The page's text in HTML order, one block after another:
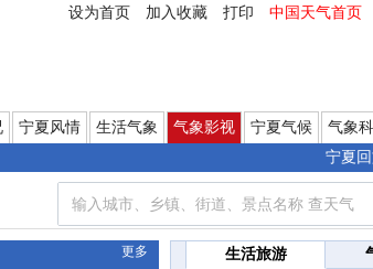
设为首页 加入收藏 打印 中国天气首页
宁夏风情 生活气象 气象影视 宁夏气候 气象
宁夏
更多 生活旅游